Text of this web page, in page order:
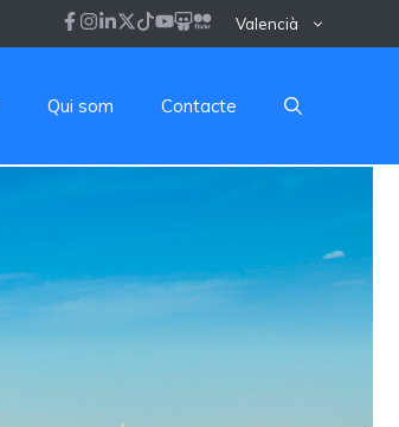
Valencià
Qui som Contacte